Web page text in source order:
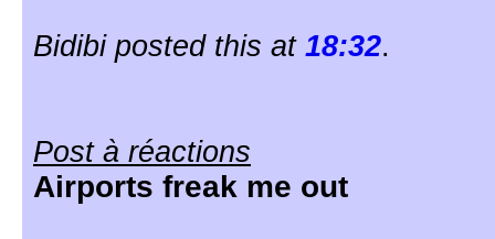
Bidibi posted this at 18:32.
Post à réactions
Airports freak me out